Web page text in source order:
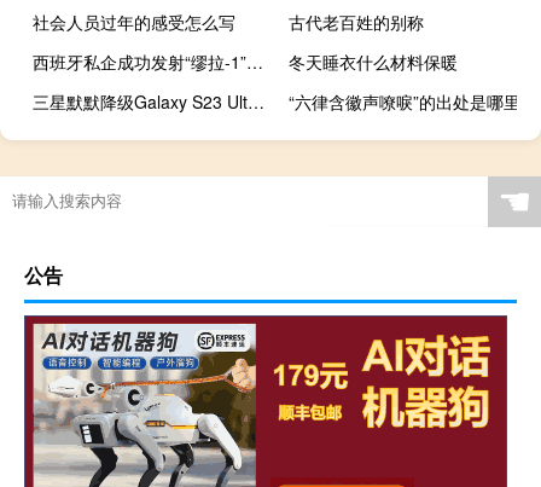
社会人员过年的感受怎么写
古代老百姓的别称
西班牙私企成功发射“缪拉-1”火箭
冬天睡衣什么材料保暖
三星默默降级Galaxy S23 Ultra 8K视频录制功能
“六律含徽声嘹唳”的出处是哪里
☚
公告